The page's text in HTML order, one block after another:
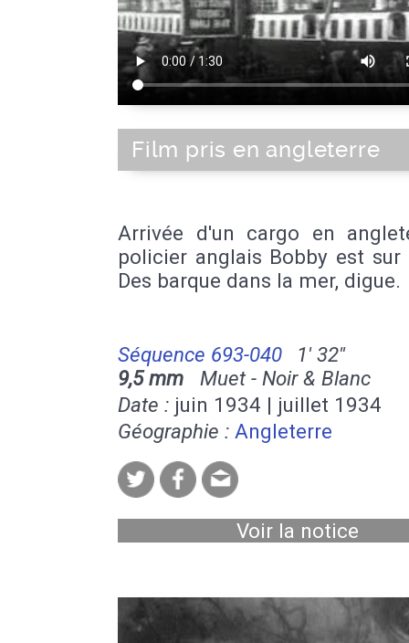
Film pris en angleterre
Arrivée d'un cargo en
policier anglais Bobby est sur
Des barque dans la mer, digue.
Séquence 693-040
1' 32''
9,5 mm Muet - Noir & Blanc
Date : juin 1934 | juillet 1934
Géographie : Angleterre
Voir la notice